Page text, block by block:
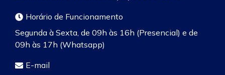
Horário de Funcionamento
Segunda à Sexta, de 09h às 16h (Presencial) e de
09h às 17h (Whatsapp)
E-mail